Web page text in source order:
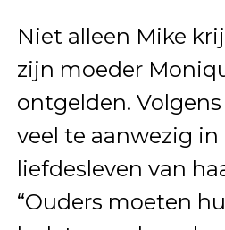
Niet alleen Mike
zijn moeder
ontgelden.
veel te aanwezig
liefdesleven van
“Ouders moeten